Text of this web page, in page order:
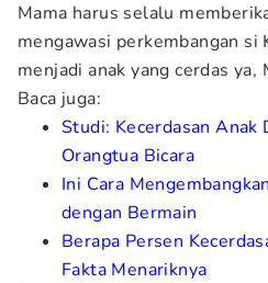
Mama harus selalu
mengawasi perkembangan si
menjadi anak yang cerdas ya,
Baca juga:
Studi: Kecerdasan Anak
Orangtua Bicara
Ini Cara
dengan Bermain
Berapa Persen
Fakta Menariknya